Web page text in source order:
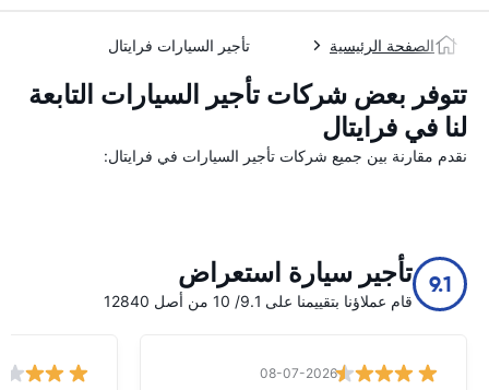
الصفحة الرئيسية تأجير السيارات فرايتال
تتوفر بعض شركات تأجير السيارات التابعة
لنا في فرايتال
نقدم مقارنة بين جميع شركات تأجير السيارات في فرايتال:
9.1 تأجير سيارة استعراض
قام عملاؤنا بتقييمنا على 9.1/ 10 من أصل 12840
08-07-2026